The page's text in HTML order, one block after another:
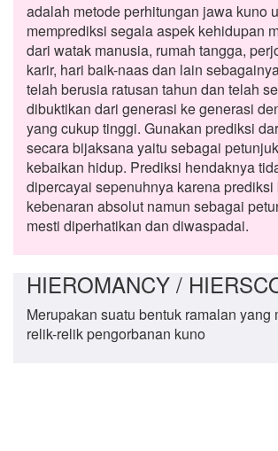
adalah metode perhitungan jawa kuno
memprediksi segala aspek kehidupan
dari watak manusia, rumah tangga,
karir, hari baik-naas dan lain
telah berusia ratusan tahun dan telah
dibuktikan dari generasi ke generasi
yang cukup tinggi. Gunakan prediksi
secara bijaksana yaitu sebagai
kebaikan hidup. Prediksi hendaknya
dipercayai sepenuhnya karena prediksi
kebenaran absolut namun sebagai
mesti diperhatikan dan diwaspadai.
HIEROMANCY /
Merupakan suatu bentuk ramalan yang
relik-relik pengorbanan kuno